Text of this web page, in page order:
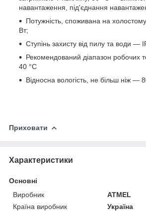
навантаження, під'єднання
Потужність, споживана на
Вт;
Ступінь захисту від пилу та води —
Рекомендований діапазон робочих
40 °C
Відносна вологість, не більш ніж —
Приховати
Характеристики
Основні
Виробник
ATMEL
Країна виробник
Україна